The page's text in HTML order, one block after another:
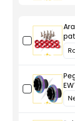
schrader
para
patinete
eléctrico
Durabilidad
fácil
inflado
–
y